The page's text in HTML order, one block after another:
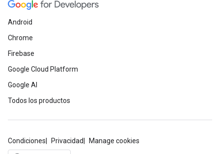
Android
Chrome
Firebase
Google Cloud Platform
Google AI
Todos los productos
Condiciones Privacidad Manage cookies